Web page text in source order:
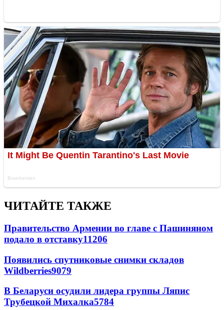
ЧИТАЙТЕ ТАКЖЕ
Правительство Армении во главе с Пашиняном
подало в отставку11206
Появились спутниковые снимки складов
Wildberries9079
В Беларуси осудили лидера группы Ляпис
Трубецкой Михалка5784